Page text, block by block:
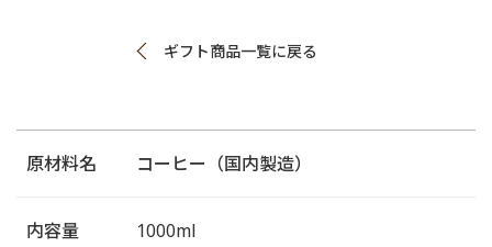
ギフト商品一覧に戻る
原材料名 コーヒー（国内製造）
内容量 1000ml